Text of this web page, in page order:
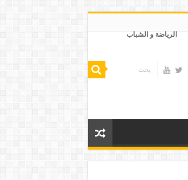
الرياضة و الشباب